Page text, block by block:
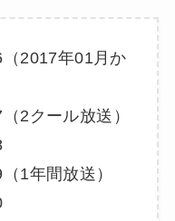
2017年01月か
2クール放送）
1年間放送）